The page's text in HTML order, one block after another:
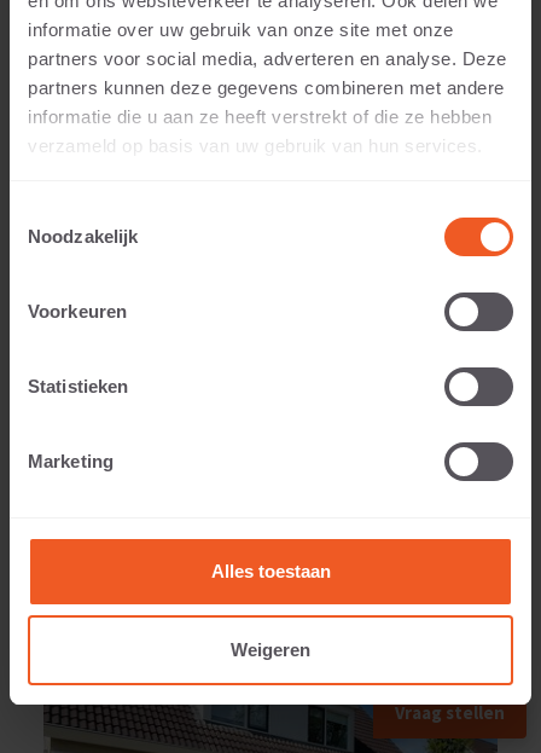
informatie over uw gebruik van onze site met onze
partners voor social media, adverteren en analyse. Deze
partners kunnen deze gegevens combineren met andere
informatie die u aan ze heeft verstrekt of die ze hebben
verzameld op basis van uw gebruik van hun services.
Noodzakelijk
Voorkeuren
Statistieken
Marketing
Alles toestaan
Weigeren
12 CM DIKTE
Gewicht:
535 KG
Vraag stellen